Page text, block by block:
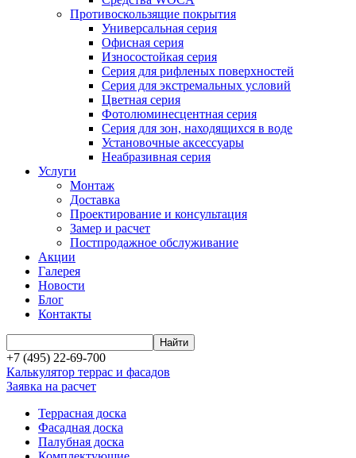
Противоскользящие покрытия
Универсальная серия
Офисная серия
Износостойкая серия
Серия для рифленых поверхностей
Серия для экстремальных условий
Цветная серия
Фотолюминесцентная серия
Серия для зон, находящихся в воде
Установочные аксессуары
Неабразивная серия
Услуги
Монтаж
Доставка
Проектирование и консультация
Замер и расчет
Постпродажное обслуживание
Акции
Галерея
Новости
Блог
Контакты
+7 (495) 22-69-700
Калькулятор террас и фасадов
Заявка на расчет
Террасная доска
Фасадная доска
Палубная доска